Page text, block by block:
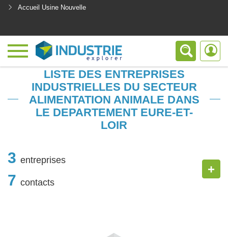
Accueil Usine Nouvelle
LISTE DES ENTREPRISES
INDUSTRIELLES DU SECTEUR
ALIMENTATION ANIMALE DANS
LE DEPARTEMENT EURE-ET-
LOIR
3 entreprises
7 contacts
+